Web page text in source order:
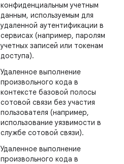
конфиденциальным учетным
данным, используемым для
удаленной аутентификации в
сервисах (например, паролям
учетных записей или токенам
доступа).
Удаленное выполнение
произвольного кода в
контексте базовой полосы
сотовой связи без участия
пользователя (например,
использование уязвимости в
службе сотовой связи).
Удаленное выполнение
произвольного кода в